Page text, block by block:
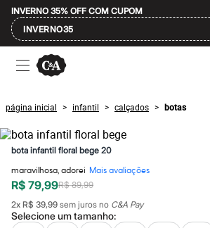
INVERNO 35% OFF COM CUPOM
INVERNO35
Ofertas
Compre por Departamento
Masculino
Infantil
Calçados
Mindse7
Plus Size
Até 20% off
Até 40% off
Até 60% off
A partir de 60% off
Feminino
página inicial > infantil > calçados > botas
bota infantil floral bege 20
maravilhosa, adorei Mais avaliações
R$ 79,99R$ 89,99
2x R$ 39,99 sem juros no C&A Pay
Selecione umtamanho: